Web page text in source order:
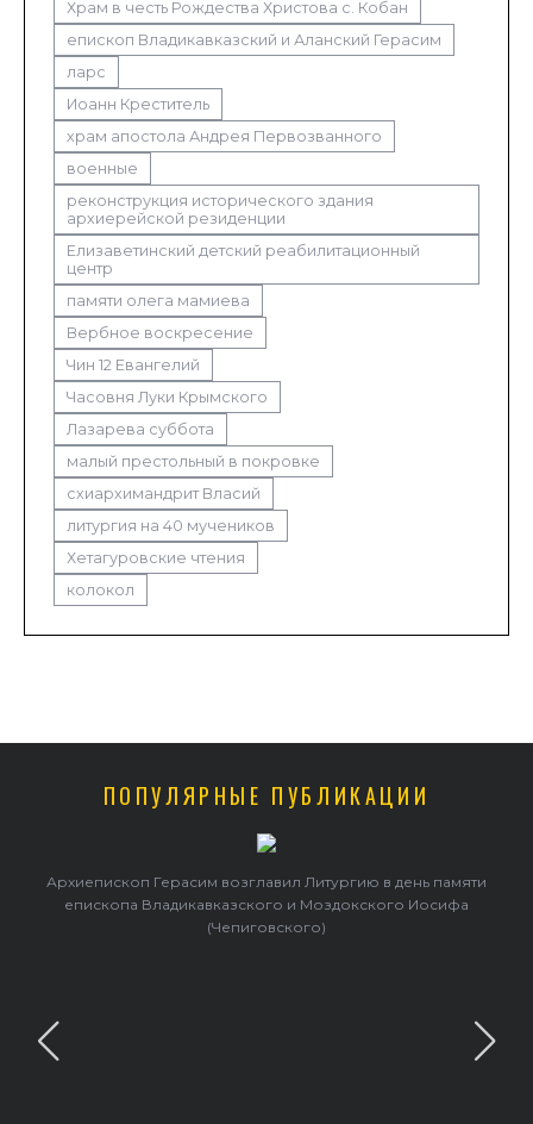
Храм в честь Рождества Христова с. Кобан
епископ Владикавказский и Аланский Герасим
ларс
Иоанн Креститель
храм апостола Андрея Первозванного
военные
реконструкция исторического здания
архиерейской резиденции
Елизаветинский детский реабилитационный
центр
памяти олега мамиева
Вербное воскресение
Чин 12 Евангелий
Часовня Луки Крымского
Лазарева суббота
малый престольный в покровке
схиархимандрит Власий
литургия на 40 мучеников
Хетагуровские чтения
колокол
ПОПУЛЯРНЫЕ ПУБЛИКАЦИИ
Архиепископ Герасим возглавил Литургию в день памяти
епископа Владикавказского и Моздокского Иосифа
(Чепиговского)